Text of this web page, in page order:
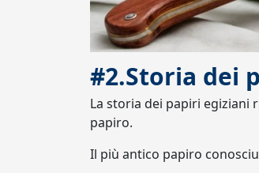
#2.Storia dei
La storia dei papiri egiziani
papiro.
Il più antico papiro